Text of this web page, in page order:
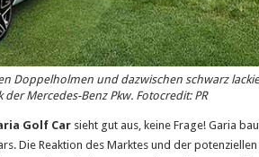
Doppelholmen und dazwischen schwarz
Mercedes-Benz Pkw. Fotocredit: PR
Golf Carsieht gut aus, keine Frage! Garia
Die Reaktion des Marktes und der